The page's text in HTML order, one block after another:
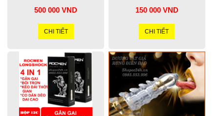
500 000 VND
CHI TIẾT
150 000 VND
CHI TIẾT